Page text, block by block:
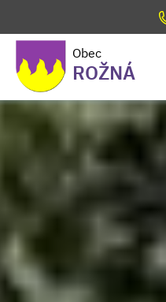
Obec
ROŽNÁ